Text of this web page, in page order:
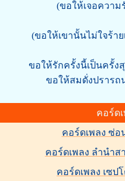
(ขอให้เจอความ
(ขอให้เขานั้นไม่ใจร้า
ขอให้รักครั้งนี้เป็นครั้ง
ขอให้สมดั่งปรารถ
คอร์ด
คอร์ดเพลง ซ่อ
คอร์ดเพลง ลำนำส
คอร์ดเพลง เซปโ